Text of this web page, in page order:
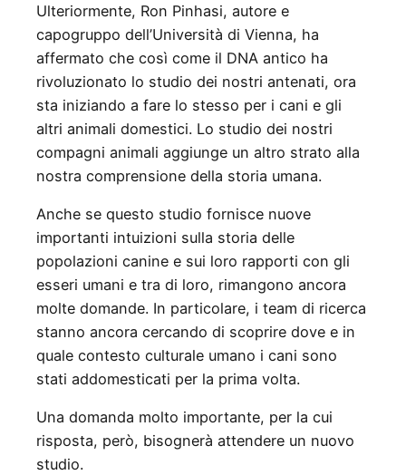
Ulteriormente, Ron Pinhasi, autore e
capogruppo dell’Università di Vienna, ha
affermato che così come il DNA antico ha
rivoluzionato lo studio dei nostri antenati, ora
sta iniziando a fare lo stesso per i cani e gli
altri animali domestici. Lo studio dei nostri
compagni animali aggiunge un altro strato alla
nostra comprensione della storia umana.
Anche se questo studio fornisce nuove
importanti intuizioni sulla storia delle
popolazioni canine e sui loro rapporti con gli
esseri umani e tra di loro, rimangono ancora
molte domande. In particolare, i team di ricerca
stanno ancora cercando di scoprire dove e in
quale contesto culturale umano i cani sono
stati addomesticati per la prima volta.
Una domanda molto importante, per la cui
risposta, però, bisognerà attendere un nuovo
studio.